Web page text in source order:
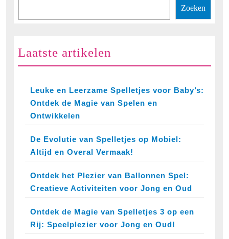
Zoeken
Laatste artikelen
Leuke en Leerzame Spelletjes voor Baby’s:
Ontdek de Magie van Spelen en
Ontwikkelen
De Evolutie van Spelletjes op Mobiel:
Altijd en Overal Vermaak!
Ontdek het Plezier van Ballonnen Spel:
Creatieve Activiteiten voor Jong en Oud
Ontdek de Magie van Spelletjes 3 op een
Rij: Speelplezier voor Jong en Oud!